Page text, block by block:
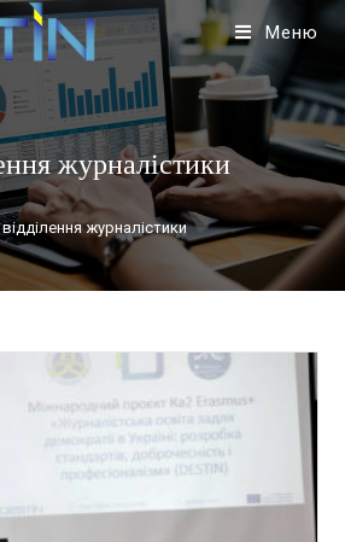
Меню
журналістики
відділення журналістики